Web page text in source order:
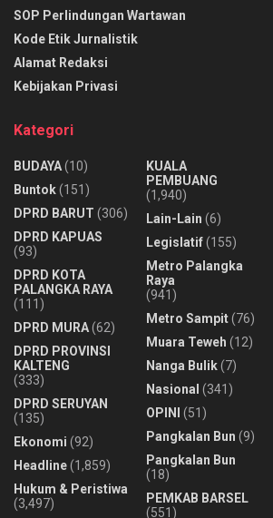
SOP Perlindungan Wartawan
Kode Etik Jurnalistik
Alamat Redaksi
Kebijakan Privasi
Kategori
BUDAYA(10)
Buntok(151)
DPRD BARUT (306)
DPRD KAPUAS
(93)
DPRD KOTA
PALANGKA RAYA
(111)
DPRD MURA(62)
DPRD PROVINSI
KALTENG
(333)
DPRD SERUYAN
(135)
Ekonomi (92)
Headline(1,859)
Hukum & Peristiwa
(3,497)
KUALA
PEMBUANG
(1,940)
Lain-Lain (6)
Legislatif(155)
Metro Palangka
Raya
(941)
Metro Sampit(76)
Muara Teweh (12)
Nanga Bulik(7)
Nasional (341)
OPINI
(51)
Pangkalan Bun (9)
Pangkalan Bun
(18)
PEMKAB BARSEL
(551)